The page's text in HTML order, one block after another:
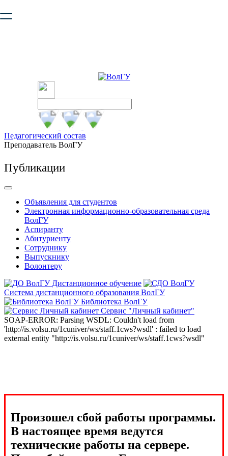
безопасную работу с сайтом. Пожалуйста
Педагогический состав
Преподаватель ВолГУ
Публикации
Объявления для студентов
Электронная информационно-образовательная среда
ВолГУ
Аспиранту
Абитуриенту
Сотруднику
Выпускнику
Волонтеру
Дистанционное обучение
Система дистанционного образования ВолГУ
Библиотека ВолГУ
Сервис "Личный кабинет"
SOAP-ERROR: Parsing WSDL: Couldn't load from
'http://is.volsu.ru/1cuniver/ws/staff.1cws?wsdl' : failed to load
external entity "http://is.volsu.ru/1cuniver/ws/staff.1cws?wsdl"
Произошел сбой работы программы.
В настоящее время ведутся
технические работы на сервере.